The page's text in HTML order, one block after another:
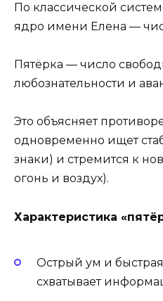
По классической
ядро имени Елена —
Пятёрка — число
любознательности и
Это объясняет
одновременно ищет
знаки) и стремится к
огонь и воздух).
Характеристика
Острый ум и
схватывает